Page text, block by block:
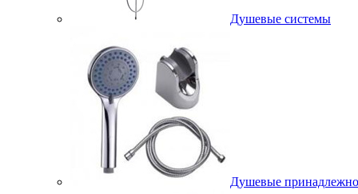
Душевые системы
Душевые